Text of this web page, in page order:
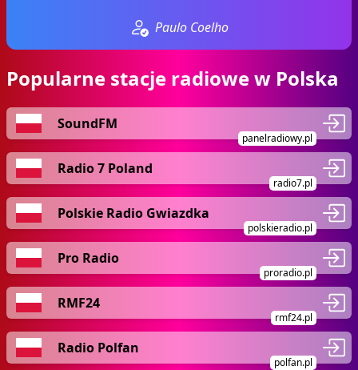
Paulo Coelho
Popularne stacje radiowe w Polska
SoundFM
panelradiowy.pl
Radio 7 Poland
radio7.pl
Polskie Radio Gwiazdka
polskieradio.pl
Pro Radio
proradio.pl
RMF24
rmf24.pl
Radio Polfan
polfan.pl